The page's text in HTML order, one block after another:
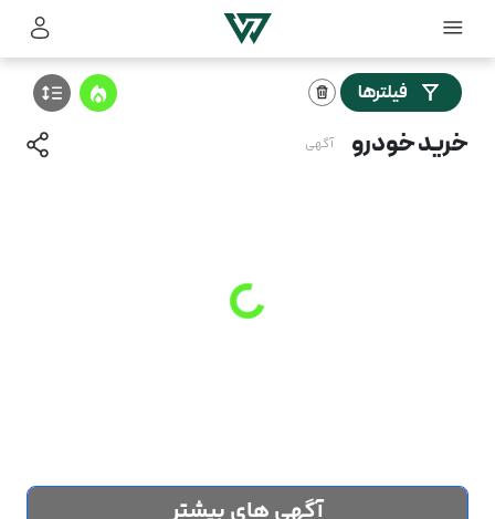
فیلترها
خرید خودرو آگهی
Loading
...
آگهی های بیشتر